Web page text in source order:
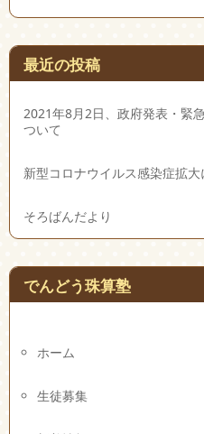
最近の投稿
2021年8月2日、政府発表・緊
ついて
新型コロナウイルス感染症拡
そろばんだより
でんどう珠算塾
ホーム
生徒募集